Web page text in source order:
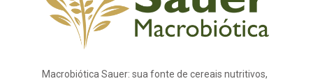
Macrobiótica Sauer: sua fonte de cereais nutritivos,